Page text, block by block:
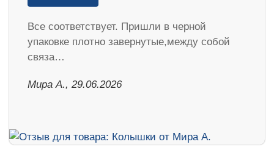
Все соответствует. Пришли в черной
упаковке плотно завернутые,между собой
связа…
Мира А., 29.06.2026